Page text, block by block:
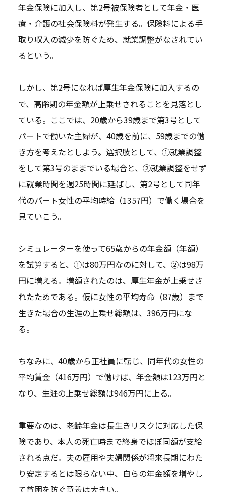
年金保険に加入し、第2号被保険者として年金・医
療・介護の社会保険料が発生する。保険料による手
取り収入の減少を防ぐため、就業調整がなされてい
るという。
しかし、第2号になれば厚生年金保険に加入するの
で、高齢期の年金額が上乗せされることを見落とし
ている。ここでは、20歳から39歳まで第3号として
パートで働いた主婦が、40歳を前に、59歳までの働
き方を考えたとしよう。選択肢として、①就業調整
をして第3号のままでいる場合と、②就業調整をせず
に就業時間を週25時間に延ばし、第2号として同年
代のパート女性の平均時給（1357円）で働く場合を
見ていこう。
シミュレーターを使って65歳からの年金額（年額）
を試算すると、①は80万円なのに対して、②は98万
円に増える。増額されたのは、厚生年金が上乗せさ
れたためである。仮に女性の平均寿命（87歳）まで
生きた場合の生涯の上乗せ総額は、396万円にな
る。
ちなみに、40歳から正社員に転じ、同年代の女性の
平均賃金（416万円）で働けば、年金額は123万円と
なり、生涯の上乗せ総額は946万円に上る。
重要なのは、老齢年金は長生きリスクに対応した保
険であり、本人の死亡時まで終身でほぼ同額が支給
される点だ。夫の雇用や夫婦関係が将来長期にわた
り安定するとは限らない中、自らの年金額を増やし
て貧困を防ぐ意義は大きい。